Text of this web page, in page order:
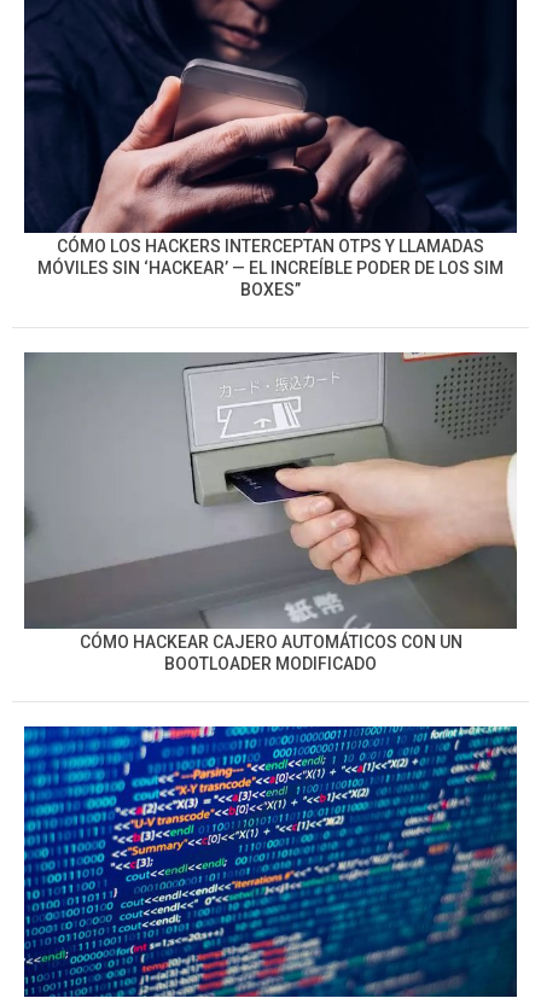
CÓMO LOS HACKERS INTERCEPTAN OTPS Y LLAMADAS
MÓVILES SIN ‘HACKEAR’ — EL INCREÍBLE PODER DE LOS SIM
BOXES”
CÓMO HACKEAR CAJERO AUTOMÁTICOS CON UN
BOOTLOADER MODIFICADO